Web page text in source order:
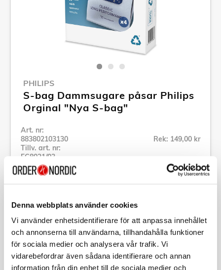
Denna webbplats använder cookies
Vi använder enhetsidentifierare för att anpassa innehållet
och annonserna till användarna, tillhandahålla funktioner
för sociala medier och analysera vår trafik. Vi
vidarebefordrar även sådana identifierare och annan
information från din enhet till de sociala medier och
PHILIPS
S-bag Dammsugare påsar Philips
Orginal "Nya S-bag"
Art. nr:
883802103130
Tillv. art. nr:
FC8021/03
Rek: 149,00 kr
Se alla produkter inom Philips
Specifikation
Beskrivning
Art. nr:883802103130